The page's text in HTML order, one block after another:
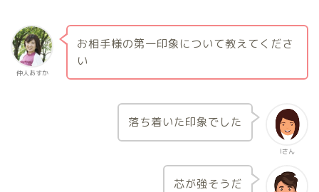
仲人あすか
お相手様の第一印象について教えてくださ
い
Iさん
落ち着いた印象でした
芯が強そうだ